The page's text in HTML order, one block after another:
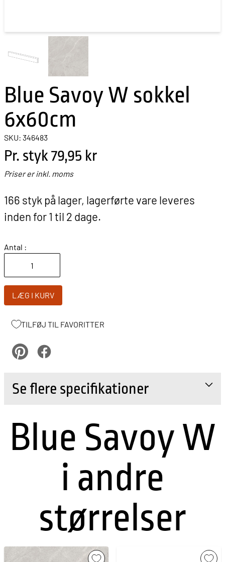
Blue Savoy W sokkel
6x60cm
SKU: 346483
Pr. styk79,95 kr
Priser er inkl. moms
166 styk på lager, lagerførte vare leveres
inden for 1 til 2 dage.
Antal :
LÆG I KURV
TILFØJ TIL FAVORITTER
pinterestFacebook
Se flere specifikationer
Blue Savoy W
i andre
størrelser